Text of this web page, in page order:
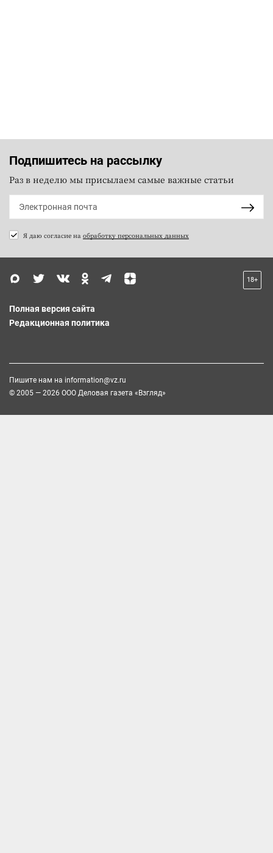
Подпишитесь на рассылку
Раз в неделю мы присылаем самые важные статьи
Я даю согласие на обработку персональных данных
18+
Полная версия сайта
Редакционная политика
Пишите нам на information@vz.ru
© 2005 — 2026 ООО Деловая газета «Взгляд»